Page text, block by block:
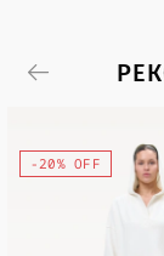
-20% OFF